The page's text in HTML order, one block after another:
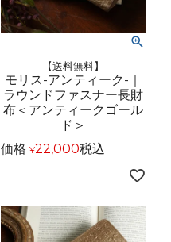
【送料無料】
モリス-アンティーク-｜
ラウンドファスナー長財
布＜アンティークゴール
ド＞
価格 ¥22,000税込